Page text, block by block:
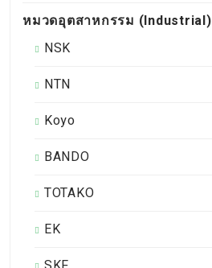
หมวดอุตสาหกรรม (Industrial)
NSK
NTN
Koyo
BANDO
TOTAKO
EK